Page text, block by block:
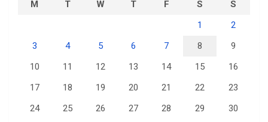
M T W T F S
S
1
2
3
4 5 6 7 8
9
10
11 12 13 14 15
16
17
18 19 20 21 22
23
24
25 26 27 28 29
30